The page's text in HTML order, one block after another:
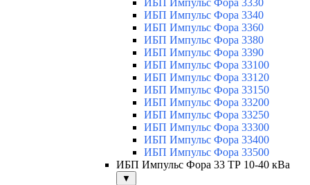
ИБП Импульс Фора 3330
ИБП Импульс Фора 3340
ИБП Импульс Фора 3360
ИБП Импульс Фора 3380
ИБП Импульс Фора 3390
ИБП Импульс Фора 33100
ИБП Импульс Фора 33120
ИБП Импульс Фора 33150
ИБП Импульс Фора 33200
ИБП Импульс Фора 33250
ИБП Импульс Фора 33300
ИБП Импульс Фора 33400
ИБП Импульс Фора 33500
ИБП Импульс Фора 33 ТР 10-40 кВа
▼